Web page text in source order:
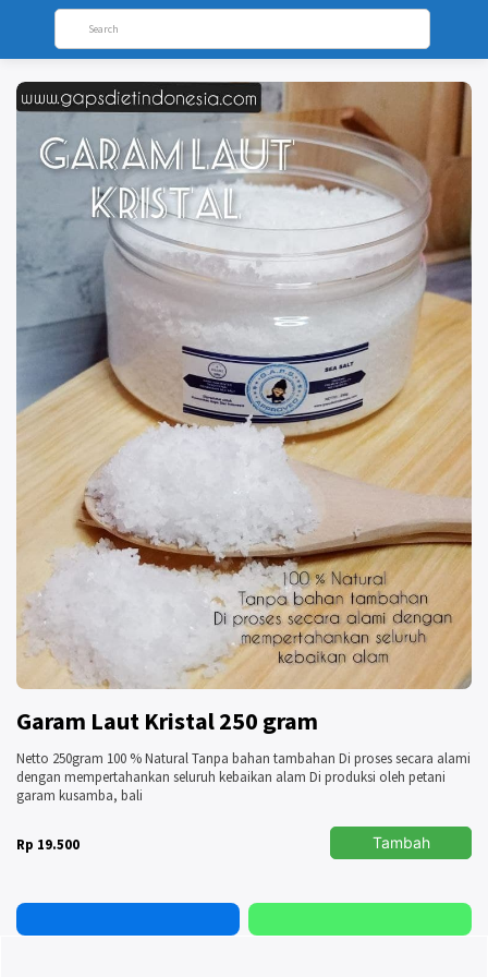
Garam Laut Kristal 250 gram
Netto 250gram 100 % Natural Tanpa bahan tambahan Di proses secara alami
dengan mempertahankan seluruh kebaikan alam Di produksi oleh petani
garam kusamba, bali
Rp 19.500 Tambah